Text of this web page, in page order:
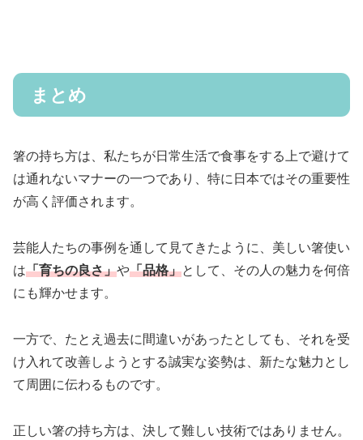
まとめ
箸の持ち方は、私たちが日常生活で食事をする上で避けて
は通れないマナーの一つであり、特に日本ではその重要性
が高く評価されます。
芸能人たちの事例を通して見てきたように、美しい箸使い
は「育ちの良さ」や「品格」として、その人の魅力を何倍
にも輝かせます。
一方で、たとえ過去に間違いがあったとしても、それを受
け入れて改善しようとする誠実な姿勢は、新たな魅力とし
て周囲に伝わるものです。
正しい箸の持ち方は、決して難しい技術ではありません。